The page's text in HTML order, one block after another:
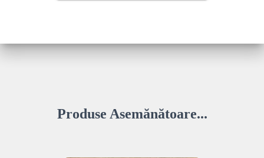
Produse Asemănătoare...